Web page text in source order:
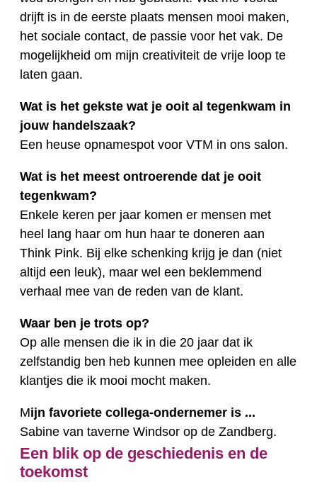
drijft is in de eerste plaats mensen mooi maken,
het sociale contact, de passie voor het vak. De
mogelijkheid om mijn creativiteit de vrije loop te
laten gaan.
Wat is het gekste wat je ooit al tegenkwam in
jouw handelszaak?
Een heuse opnamespot voor VTM in ons salon.
Wat is het meest ontroerende dat je ooit
tegenkwam?
Enkele keren per jaar komen er mensen met
heel lang haar om hun haar te doneren aan
Think Pink. Bij elke schenking krijg je dan (niet
altijd een leuk), maar wel een beklemmend
verhaal mee van de reden van de klant.
Waar ben je trots op?
Op alle mensen die ik in die 20 jaar dat ik
zelfstandig ben heb kunnen mee opleiden en alle
klantjes die ik mooi mocht maken.
Mijn favoriete collega-ondernemer is ...
Sabine van taverne Windsor op de Zandberg.
Een blik op de geschiedenis en de
toekomst